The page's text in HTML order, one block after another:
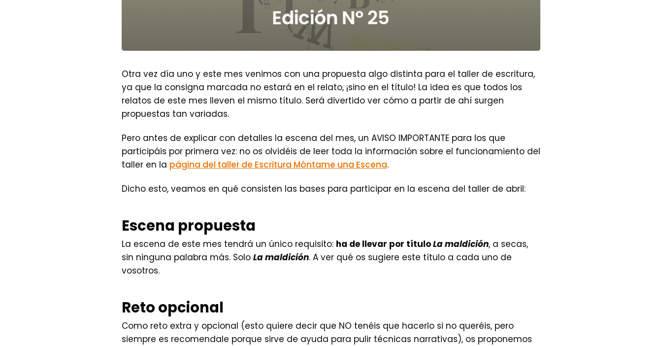
Otra vez día uno y este mes venimos con una propuesta algo distinta para el taller de escritura,
ya que la consigna marcada no estará en el relato, ¡sino en el título! La idea es que todos los
relatos de este mes lleven el mismo título. Será divertido ver cómo a partir de ahí surgen
propuestas tan variadas.
Pero antes de explicar con detalles la escena del mes, un AVISO IMPORTANTE para los que
participáis por primera vez: no os olvidéis de leer toda la información sobre el funcionamiento del
taller en la página del taller de Escritura Móntame una Escena.
Dicho esto, veamos en qué consisten las bases para participar en la escena del taller de abril:
Escena propuesta
La escena de este mes tendrá un único requisito: ha de llevar por títuloLa maldición, a secas,
sin ninguna palabra más. Solo La maldición. A ver qué os sugiere este título a cada uno de
vosotros.
Reto opcional
Como reto extra y opcional (esto quiere decir que NO tenéis que hacerlo si no queréis, pero
siempre es recomendale porque sirve de ayuda para pulir técnicas narrativas), os proponemos